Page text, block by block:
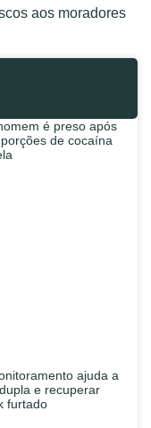
aos moradores
é preso após
de cocaína
ajuda a
e recuperar
furtado